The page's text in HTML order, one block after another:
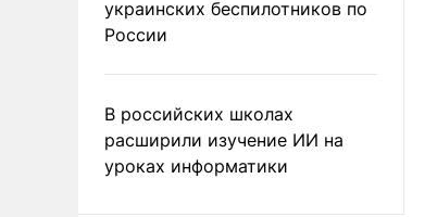
украинских беспилотников по
России
В российских школах
расширили изучение ИИ на
уроках информатики